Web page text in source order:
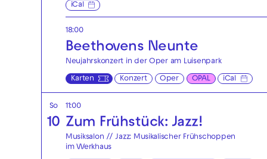
iCal
18:00
Beethovens Neunte
Neujahrskonzert in der Oper am Luisenpark
Karten Konzert Oper OPAL iCal
So
10
11:00
Zum Frühstück: Jazz!
Musiksalon // Jazz: Musikalischer Frühschoppen
im Werkhaus